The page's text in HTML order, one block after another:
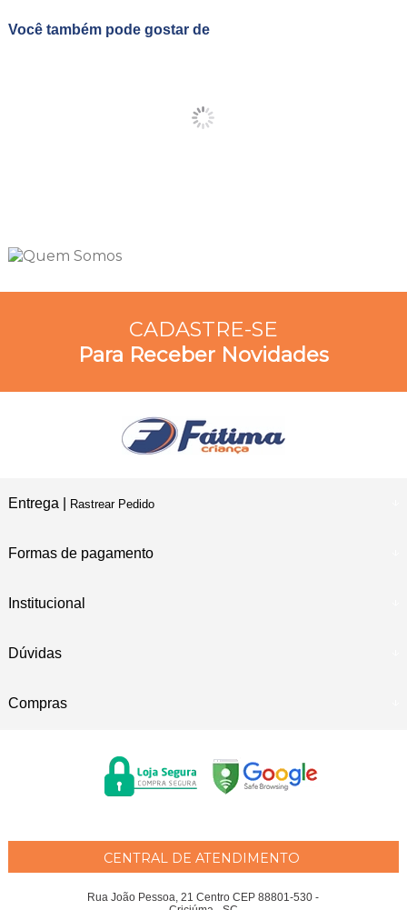
Você também pode gostar de
CADASTRE-SE
Para Receber Novidades
Entrega | Rastrear Pedido
Formas de pagamento
Institucional
Dúvidas
Compras
CENTRAL DE ATENDIMENTO
Rua João Pessoa, 21 Centro CEP 88801-530 -